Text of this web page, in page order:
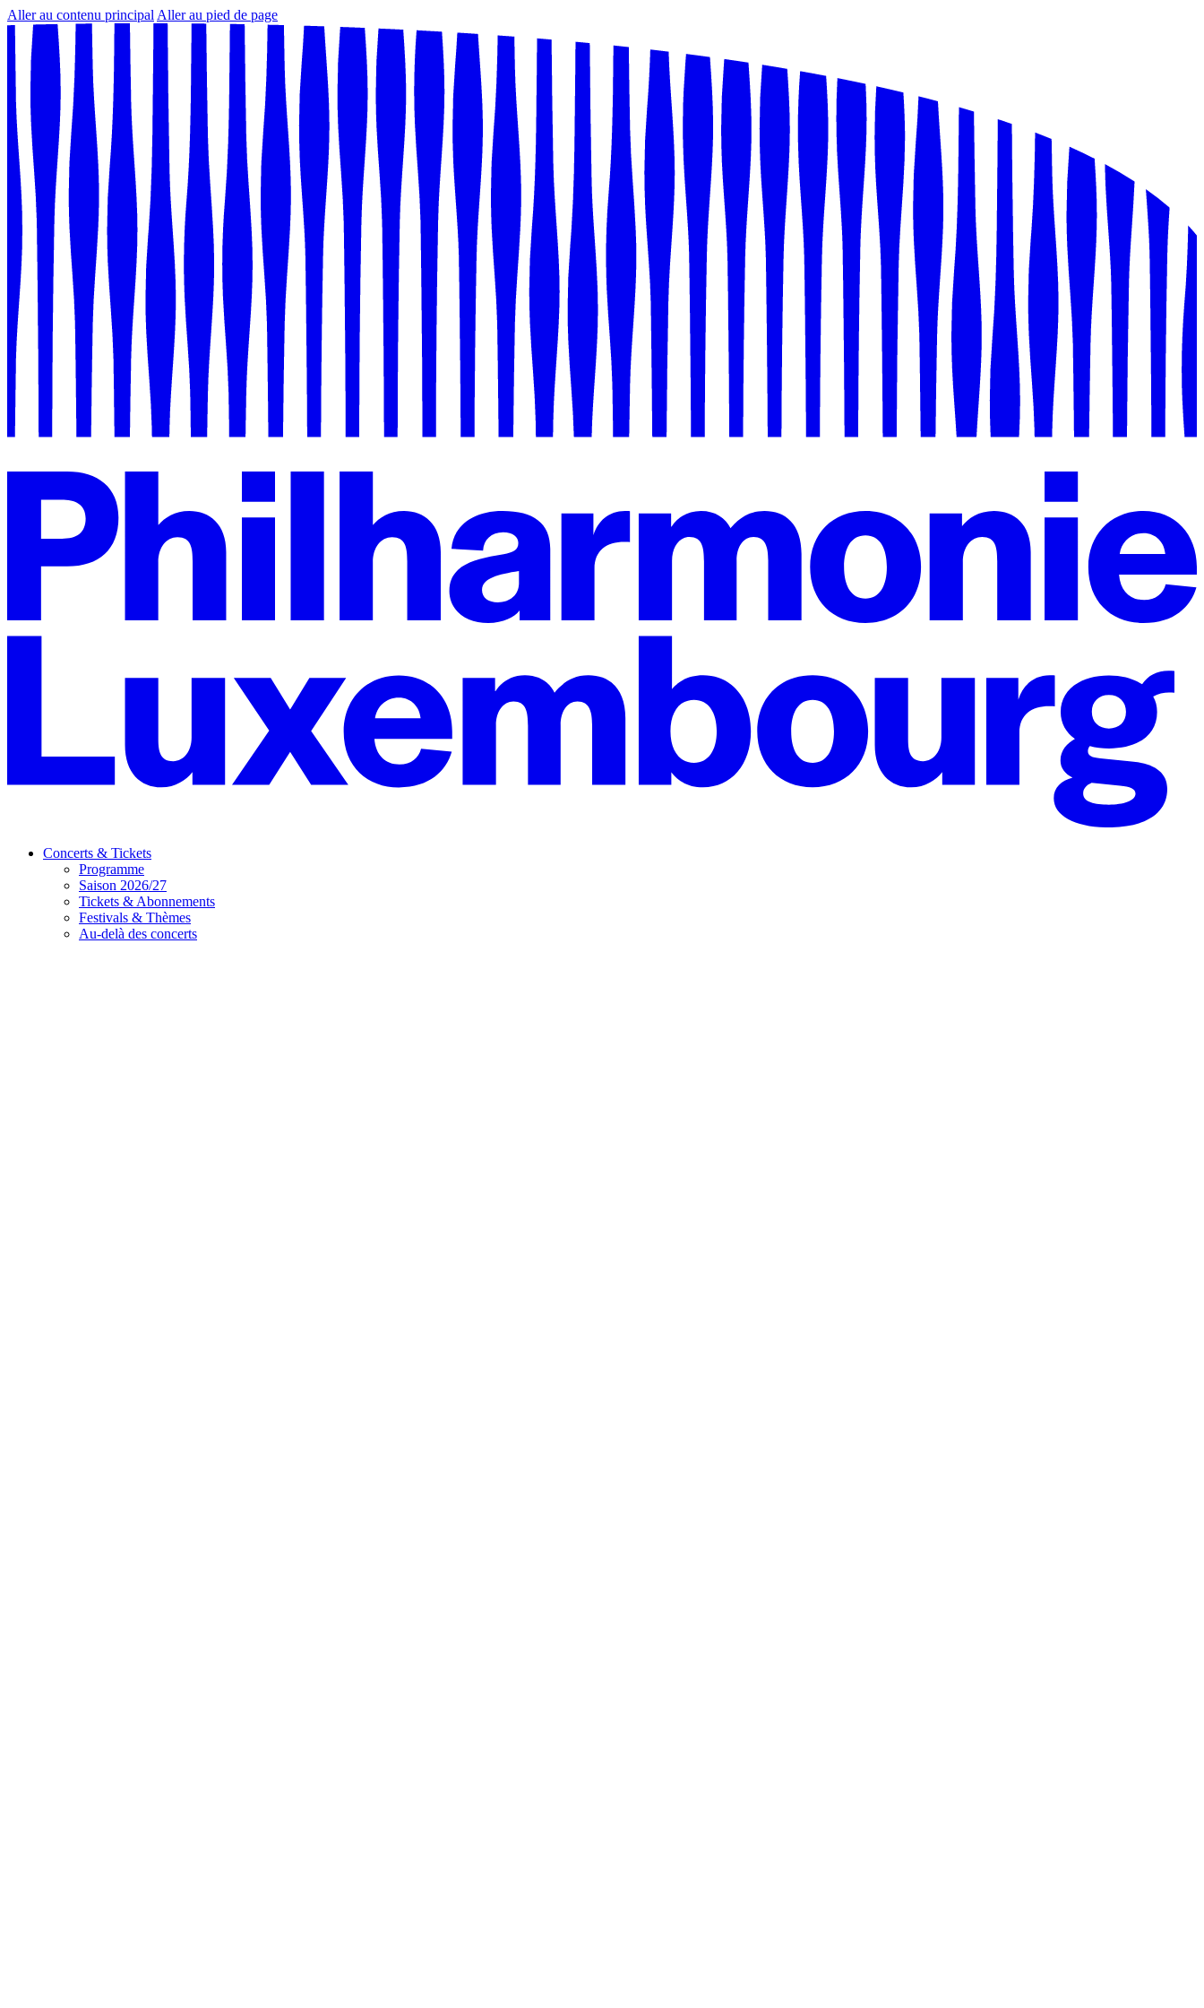
Aller au contenu principal Aller au pied de page
Concerts & Tickets
Programme
Saison 2026/27
Tickets & Abonnements
Festivals & Thèmes
Au-delà des concerts